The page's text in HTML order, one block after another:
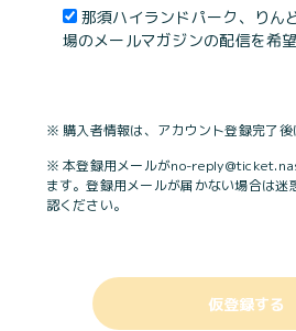
那須ハイランドパーク、りん
場のメールマガジンの配信を希望
※ 購入者情報は、アカウント登録完了後
※ 本登録用メールがno-
ます。登録用メールが届かない場合は迷
認ください。
仮登録する